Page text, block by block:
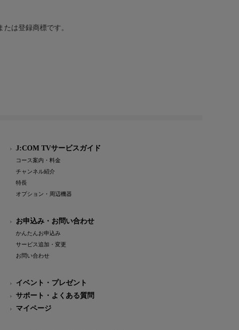
は登録商標です。
J:COM TVサービスガイド
コース案内・料金
チャンネル紹介
特長
オプション・周辺機器
お申込み・お問い合わせ
かんたんお申込み
サービス追加・変更
お問い合わせ
イベント・プレゼント
サポート・よくある質問
マイページ